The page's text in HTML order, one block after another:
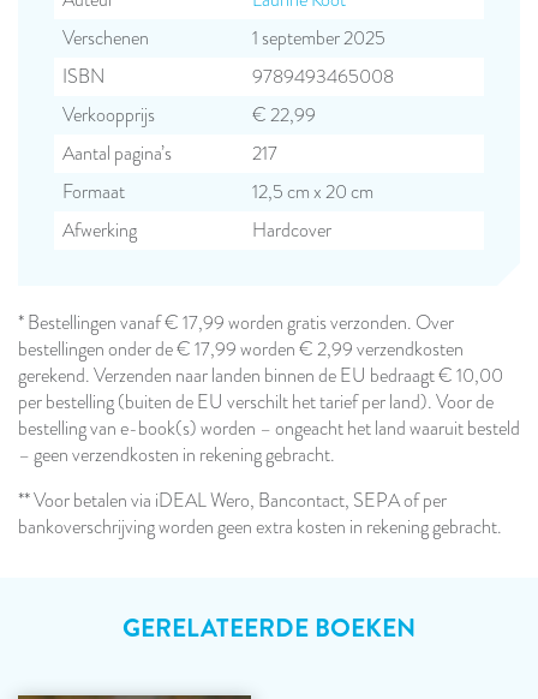
Verschenen
1 september 2025
ISBN
9789493465008
Verkoopprijs
€ 22,99
Aantal pagina’s
217
Formaat
12,5 cm x 20 cm
Afwerking
Hardcover
* Bestellingen vanaf € 17,99 worden gratis verzonden. Over
bestellingen onder de € 17,99 worden € 2,99 verzendkosten
gerekend. Verzenden naar landen binnen de EU bedraagt € 10,00
per bestelling (buiten de EU verschilt het tarief per land). Voor de
bestelling van e-book(s) worden – ongeacht het land waaruit besteld
– geen verzendkosten in rekening gebracht.
** Voor betalen via iDEAL Wero, Bancontact, SEPA of per
bankoverschrijving worden geen extra kosten in rekening gebracht.
GERELATEERDE BOEKEN